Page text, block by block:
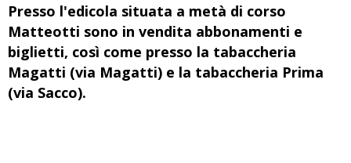
Presso l'edicola situata a metà di corso
Matteotti sono in vendita abbonamenti e
biglietti, così come presso la tabaccheria
Magatti (via Magatti) e la tabaccheria Prima
(via Sacco).